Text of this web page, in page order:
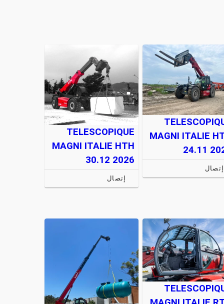
MAGNI ITALIE
24.11
إتصال
TELESCOPIQUE
MAGNI ITALIE HTH
30.12 2026
إتصال